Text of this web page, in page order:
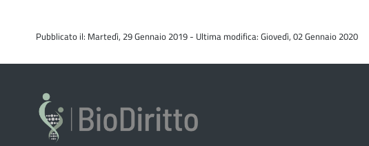
Pubblicato il: Martedì, 29 Gennaio 2019 - Ultima modifica: Giovedì, 02 Gennaio 2020